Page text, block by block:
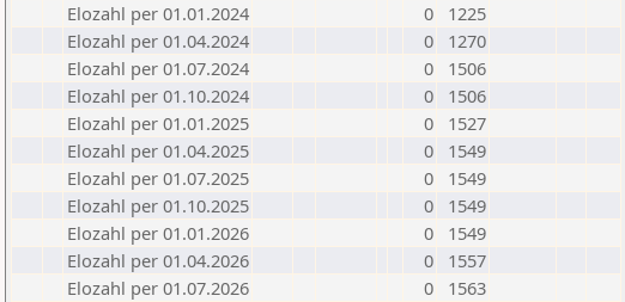
Elozahl per 01.01.2024
0
1225
Elozahl per 01.04.2024
0
1270
Elozahl per 01.07.2024
0
1506
Elozahl per 01.10.2024
0
1506
Elozahl per 01.01.2025
0
1527
Elozahl per 01.04.2025
0
1549
Elozahl per 01.07.2025
0
1549
Elozahl per 01.10.2025
0
1549
Elozahl per 01.01.2026
0
1549
Elozahl per 01.04.2026
0
1557
Elozahl per 01.07.2026
0 1563